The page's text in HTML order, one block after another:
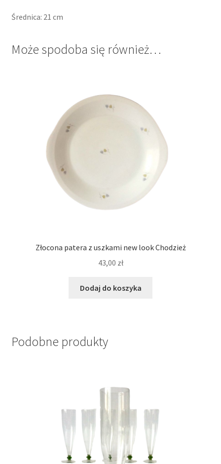
Średnica: 21 cm
Może spodoba się również…
Złocona patera z uszkami new look Chodzież
43,00 zł
Dodaj do koszyka
Podobne produkty